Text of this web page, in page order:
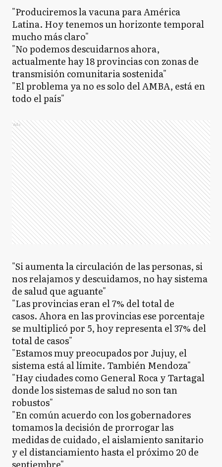
"Produciremos la vacuna para América
Latina. Hoy tenemos un horizonte temporal
mucho más claro"
"No podemos descuidarnos ahora,
actualmente hay 18 provincias con zonas de
transmisión comunitaria sostenida"
"El problema ya no es solo del AMBA, está en
todo el país"
Ads
"Si aumenta la circulación de las personas, si
nos relajamos y descuidamos, no hay sistema
de salud que aguante"
"Las provincias eran el 7% del total de
casos. Ahora en las provincias ese porcentaje
se multiplicó por 5, hoy representa el 37% del
total de casos"
"Estamos muy preocupados por Jujuy, el
sistema está al límite. También Mendoza"
"Hay ciudades como General Roca y Tartagal
donde los sistemas de salud no son tan
robustos"
"En común acuerdo con los gobernadores
tomamos la decisión de prorrogar las
medidas de cuidado, el aislamiento sanitario
y el distanciamiento hasta el próximo 20 de
septiembre"